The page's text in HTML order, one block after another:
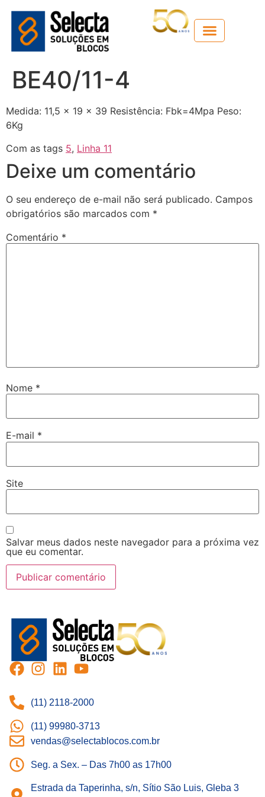
BE40/11-4
Medida: 11,5 x 19 x 39 Resistência: Fbk=4Mpa Peso:
6Kg
Com as tags 5, Linha 11
Deixe um comentário
O seu endereço de e-mail não será publicado. Campos
obrigatórios são marcados com *
Comentário *
Nome *
E-mail *
Site
Salvar meus dados neste navegador para a próxima vez
que eu comentar.
(11) 2118-2000
(11) 99980-3713
vendas@selectablocos.com.br
Seg. a Sex. – Das 7h00 as 17h00
Estrada da Taperinha, s/n, Sítio São Luis, Gleba 3